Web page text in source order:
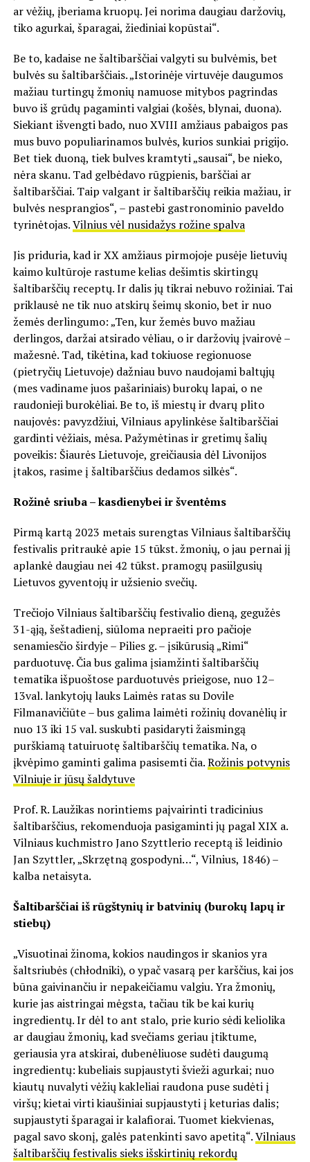
ar vėžių, įberiama kruopų. Jei norima daugiau daržovių,
tiko agurkai, šparagai, žiediniai kopūstai“.
Be to, kadaise ne šaltibarščiai valgyti su bulvėmis, bet
bulvės su šaltibarščiais. „Istorinėje virtuvėje daugumos
mažiau turtingų žmonių namuose mitybos pagrindas
buvo iš grūdų pagaminti valgiai (košės, blynai, duona).
Siekiant išvengti bado, nuo XVIII amžiaus pabaigos pas
mus buvo populiarinamos bulvės, kurios sunkiai prigijo.
Bet tiek duoną, tiek bulves kramtyti „sausai“, be nieko,
nėra skanu. Tad gelbėdavo rūgpienis, barščiai ar
šaltibarščiai. Taip valgant ir šaltibarščių reikia mažiau, ir
bulvės nesprangios“, – pastebi gastronominio paveldo
tyrinėtojas.Vilnius vėl nusidažys rožine spalva
Jis priduria, kad ir XX amžiaus pirmojoje pusėje lietuvių
kaimo kultūroje rastume kelias dešimtis skirtingų
šaltibarščių receptų. Ir dalis jų tikrai nebuvo rožiniai. Tai
priklausė ne tik nuo atskirų šeimų skonio, bet ir nuo
žemės derlingumo: „Ten, kur žemės buvo mažiau
derlingos, daržai atsirado vėliau, o ir daržovių įvairovė –
mažesnė. Tad, tikėtina, kad tokiuose regionuose
(pietryčių Lietuvoje) dažniau buvo naudojami baltųjų
(mes vadiname juos pašariniais) burokų lapai, o ne
raudonieji burokėliai. Be to, iš miestų ir dvarų plito
naujovės: pavyzdžiui, Vilniaus apylinkėse šaltibarščiai
gardinti vėžiais, mėsa. Pažymėtinas ir gretimų šalių
poveikis: Šiaurės Lietuvoje, greičiausia dėl Livonijos
įtakos, rasime į šaltibarščius dedamos silkės“.
Rožinė sriuba – kasdienybei ir šventėms
Pirmą kartą 2023 metais surengtas Vilniaus šaltibarščių
festivalis pritraukė apie 15 tūkst. žmonių, o jau pernai jį
aplankė daugiau nei 42 tūkst. pramogų pasiilgusių
Lietuvos gyventojų ir užsienio svečių.
Trečiojo Vilniaus šaltibarščių festivalio dieną, gegužės
31-ąją, šeštadienį, siūloma nepraeiti pro pačioje
senamiesčio širdyje – Pilies g. – įsikūrusią „Rimi“
parduotuvę. Čia bus galima įsiamžinti šaltibarščių
tematika išpuoštose parduotuvės prieigose, nuo 12–
13val. lankytojų lauks Laimės ratas su Dovile
Filmanavičiūte – bus galima laimėti rožinių dovanėlių ir
nuo 13 iki 15 val. suskubti pasidaryti žaismingą
purškiamą tatuiruotę šaltibarščių tematika. Na, o
įkvėpimo gaminti galima pasisemti čia.Rožinis potvynis
Vilniuje ir jūsų šaldytuve
Prof. R. Laužikas norintiems paįvairinti tradicinius
šaltibarščius, rekomenduoja pasigaminti jų pagal XIX a.
Vilniaus kuchmistro Jano Szyttlerio receptą iš leidinio
Jan Szyttler, „Skrzętną gospodyni…“, Vilnius, 1846) –
kalba netaisyta.
Šaltibarščiai iš rūgštynių ir batvinių (burokų lapų ir
stiebų)
„Visuotinai žinoma, kokios naudingos ir skanios yra
šaltsriubės (chłodniki), o ypač vasarą per karščius, kai jos
būna gaivinančiu ir nepakeičiamu valgiu. Yra žmonių,
kurie jas aistringai mėgsta, tačiau tik be kai kurių
ingredientų. Ir dėl to ant stalo, prie kurio sėdi keliolika
ar daugiau žmonių, kad svečiams geriau įtiktume,
geriausia yra atskirai, dubenėliuose sudėti daugumą
ingredientų: kubeliais supjaustyti švieži agurkai; nuo
kiautų nuvalyti vėžių kakleliai raudona puse sudėti į
viršų; kietai virti kiaušiniai supjaustyti į keturias dalis;
supjaustyti šparagai ir kalafiorai. Tuomet kiekvienas,
pagal savo skonį, galės patenkinti savo apetitą“.Vilniaus
šaltibarščių festivalis sieks išskirtinių rekordų